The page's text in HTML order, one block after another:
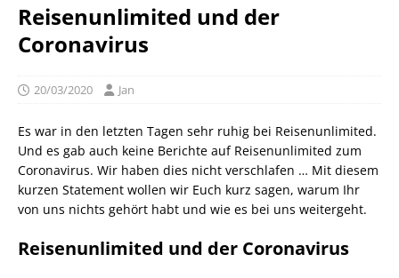
Reisenunlimited und der
Coronavirus
20/03/2020 Jan
Es war in den letzten Tagen sehr ruhig bei Reisenunlimited.
Und es gab auch keine Berichte auf Reisenunlimited zum
Coronavirus. Wir haben dies nicht verschlafen … Mit diesem
kurzen Statement wollen wir Euch kurz sagen, warum Ihr
von uns nichts gehört habt und wie es bei uns weitergeht.
Reisenunlimited und der Coronavirus